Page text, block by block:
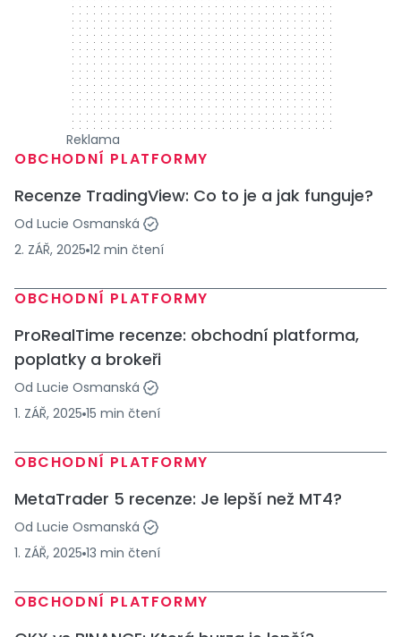
Reklama
OBCHODNÍ PLATFORMY
Recenze TradingView: Co to je a jak funguje?
Od Lucie Osmanská
2. ZÁŘ, 2025 12 min čtení
OBCHODNÍ PLATFORMY
ProRealTime recenze: obchodní platforma,
poplatky a brokeři
Od Lucie Osmanská
1. ZÁŘ, 2025 15 min čtení
OBCHODNÍ PLATFORMY
MetaTrader 5 recenze: Je lepší než MT4?
Od Lucie Osmanská
1. ZÁŘ, 2025 13 min čtení
OBCHODNÍ PLATFORMY